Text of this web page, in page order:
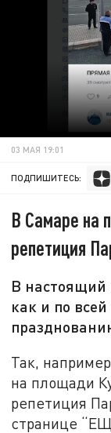
03 МАЯ 19:01
ПОДПИШИТЕСЬ:
В Самаре на
репетиция
В настоящий
как и по
Так,
на площади
репетиция
странице